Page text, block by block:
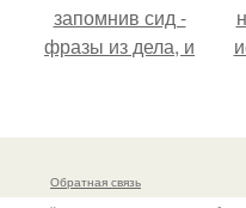
запомнив сид -
фразы из дела, и
потратить.
Обратная связь